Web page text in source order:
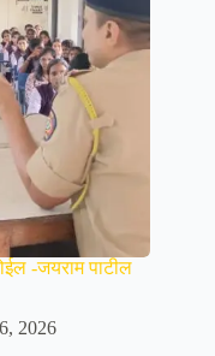
-जयराम पाटील
2026